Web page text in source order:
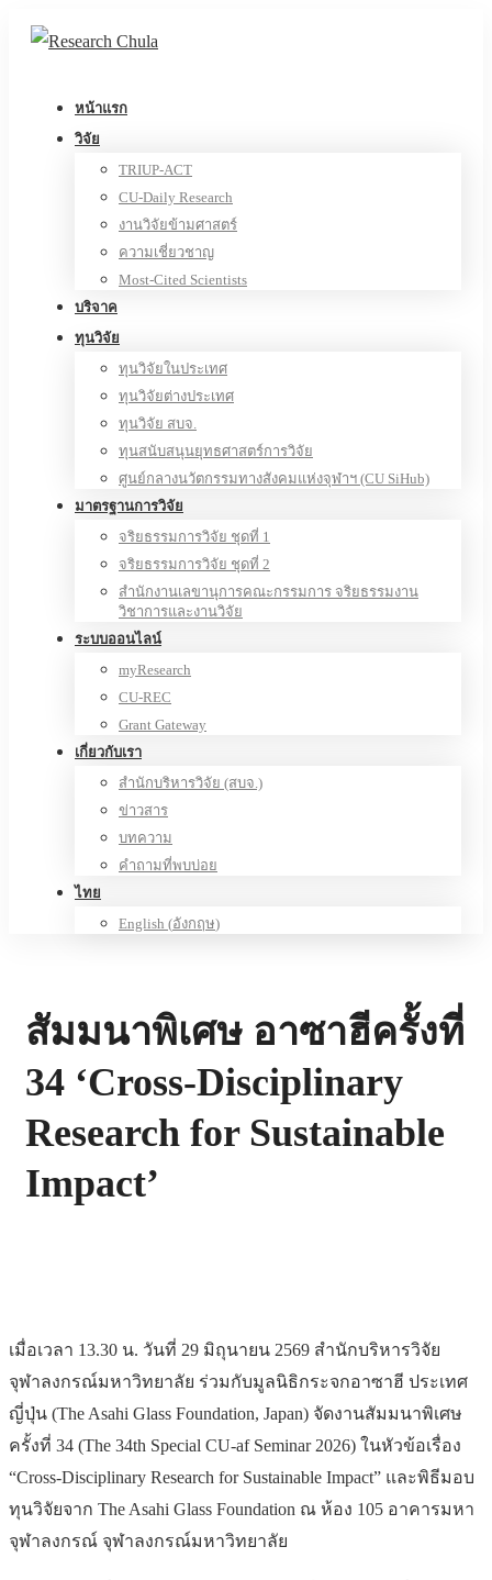
หน้าแรก
วิจัย
TRIUP-ACT
CU-Daily Research
งานวิจัยข้ามศาสตร์
ความเชี่ยวชาญ
Most-Cited Scientists
บริจาค
ทุนวิจัย
ทุนวิจัยในประเทศ
ทุนวิจัยต่างประเทศ
ทุนวิจัย สบจ.
ทุนสนับสนุนยุทธศาสตร์การวิจัย
ศูนย์กลางนวัตกรรมทางสังคมแห่งจุฬาฯ (CU SiHub)
มาตรฐานการวิจัย
จริยธรรมการวิจัย ชุดที่ 1
จริยธรรมการวิจัย ชุดที่ 2
สำนักงานเลขานุการคณะกรรมการ จริยธรรมงาน
วิชาการและงานวิจัย
ระบบออนไลน์
myResearch
CU-REC
Grant Gateway
เกี่ยวกับเรา
สำนักบริหารวิจัย (สบจ.)
ข่าวสาร
บทความ
คำถามที่พบบ่อย
ไทย
English (อังกฤษ)
สัมมนาพิเศษ อาซาฮีครั้งที่
34 ‘Cross-Disciplinary
Research for Sustainable
Impact’
เมื่อเวลา 13.30 น. วันที่ 29 มิถุนายน 2569 สำนักบริหารวิจัย
จุฬาลงกรณ์มหาวิทยาลัย ร่วมกับมูลนิธิกระจกอาซาฮี ประเทศ
ญี่ปุ่น (The Asahi Glass Foundation, Japan) จัดงานสัมมนาพิเศษ
ครั้งที่ 34 (The 34th Special CU-af Seminar 2026) ในหัวข้อเรื่อง
“Cross-Disciplinary Research for Sustainable Impact” และพิธีมอบ
ทุนวิจัยจาก The Asahi Glass Foundation ณ ห้อง 105 อาคารมหา
จุฬาลงกรณ์ จุฬาลงกรณ์มหาวิทยาลัย